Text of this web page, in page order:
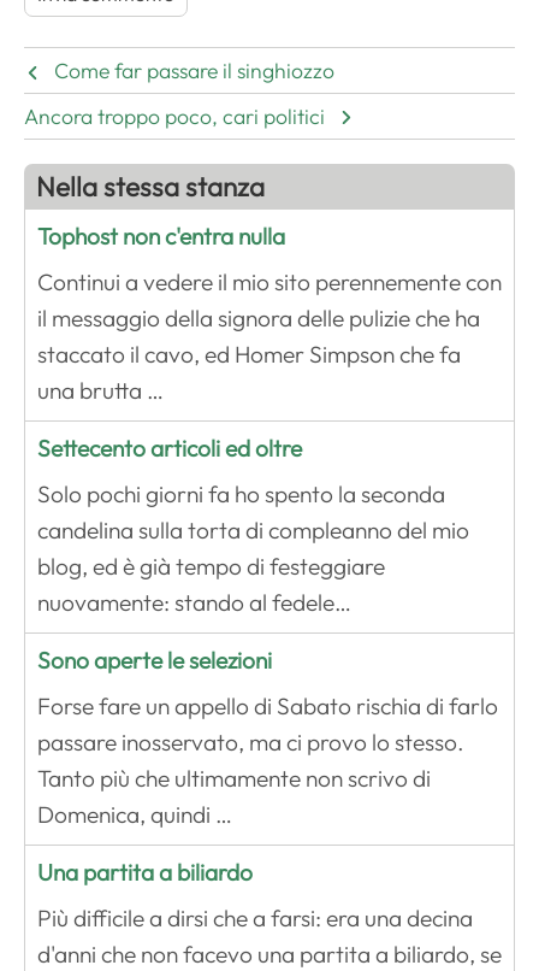
Come far passare il singhiozzo
Ancora troppo poco, cari politici
Nella stessa stanza
Tophost non c'entra nulla
Continui a vedere il mio sito perennemente con
il messaggio della signora delle pulizie che ha
staccato il cavo, ed Homer Simpson che fa
una brutta …
Settecento articoli ed oltre
Solo pochi giorni fa ho spento la seconda
candelina sulla torta di compleanno del mio
blog, ed è già tempo di festeggiare
nuovamente: stando al fedele…
Sono aperte le selezioni
Forse fare un appello di Sabato rischia di farlo
passare inosservato, ma ci provo lo stesso.
Tanto più che ultimamente non scrivo di
Domenica, quindi …
Una partita a biliardo
Più difficile a dirsi che a farsi: era una decina
d'anni che non facevo una partita a biliardo, se